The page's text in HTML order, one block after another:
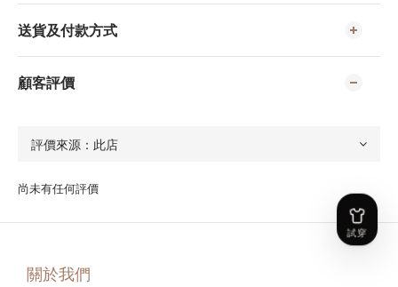
送貨及付款方式
顧客評價
尚未有任何評價
關於我們